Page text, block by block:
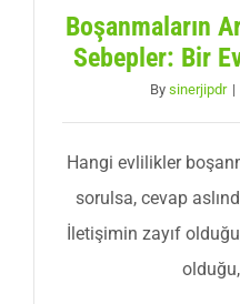
Boşanmaların
Sebepler: Bir
By sinerjipdr |
Hangi evlilikler
sorulsa, cevap
İletişimin zayıf